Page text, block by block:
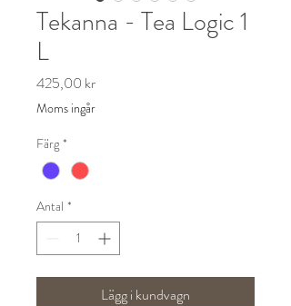
Tekanna - Tea Logic 1
L
425,00 krPris
Moms ingår
Färg *
Antal *
Lägg i kundvagn